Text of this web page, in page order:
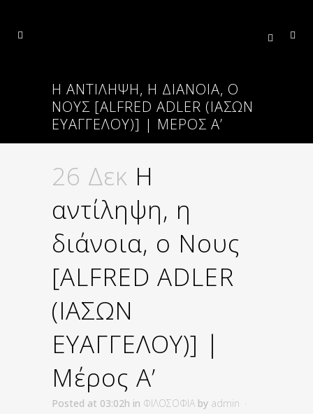
Η ΑΝΤΊΛΗΨΗ, Η ΔΙΆΝΟΙΑ, Ο
ΝΟΥΣ [ALFRED ADLER (ΙΑΣΩΝ
ΕΥΑΓΓΕΛΟΥ)] | ΜΈΡΟΣ Α’
26 Δεκ Η
αντίληψη, η
διάνοια, ο Νους
[ALFRED ADLER
(ΙΑΣΩΝ
ΕΥΑΓΓΕΛΟΥ)] |
Μέρος Α’
Posted at 03:02h in ΦΙΛΟΣΟΦΙΑ by admin